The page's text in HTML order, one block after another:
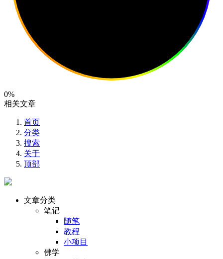
0%
相关文章
首页
分类
搜索
关于
顶部
文章分类
笔记
随笔
教程
小项目
佛学